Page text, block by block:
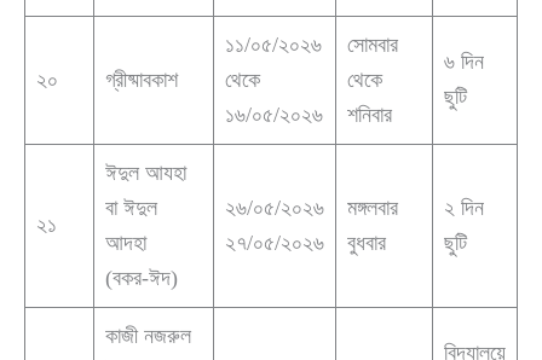
২০ গ্রীষ্মাবকাশ
১১/০৫/২০২৬
থেকে
১৬/০৫/২০২৬
সোমবার
থেকে
শনিবার
৬ দিন
ছুটি
২১
ঈদুল আযহা
বা ঈদুল
আদহা
(বকর-ঈদ)
২৬/০৫/২০২৬
২৭/০৫/২০২৬
মঙ্গলবার
বুধবার
২ দিন
ছুটি
কাজী নজরুল
বিদ্যালয়ে